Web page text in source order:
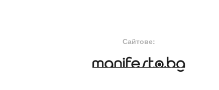
Сайтове: